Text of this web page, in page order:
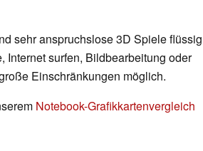
sehr anspruchslose 3D Spiele flüssig
surfen, Bildbearbeitung oder
Einschränkungen möglich.
Notebook-Grafikkartenvergleich